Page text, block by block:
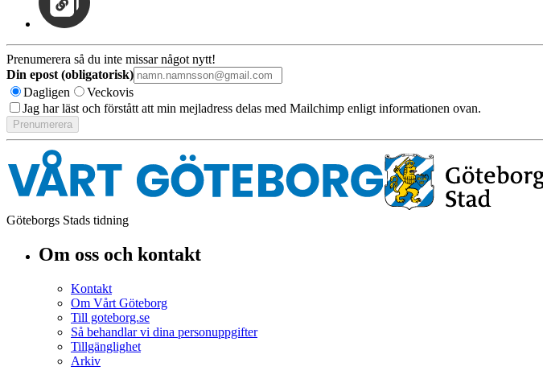
Prenumerera så du inte missar något nytt!
Din epost (obligatorisk)
Dagligen
Veckovis
Jag har läst och förstått att min mejladress delas med Mailchimp enligt informationen ovan.
Göteborgs Stads tidning
Om oss och kontakt
Kontakt
Om Vårt Göteborg
Till goteborg.se
Så behandlar vi dina personuppgifter
Tillgänglighet
Arkiv